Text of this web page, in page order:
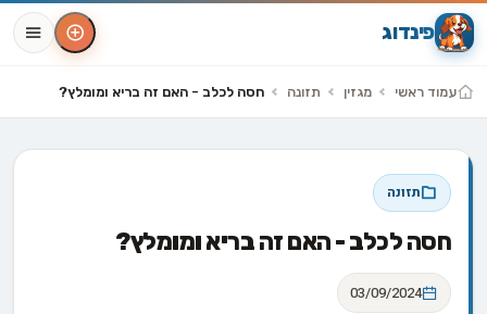
פינדוג
עמוד ראשי מגזין תזונה חסה לכלב - האם זה בריא ומומלץ?
תזונה
חסה לכלב - האם זה בריא ומומלץ?
03/09/2024